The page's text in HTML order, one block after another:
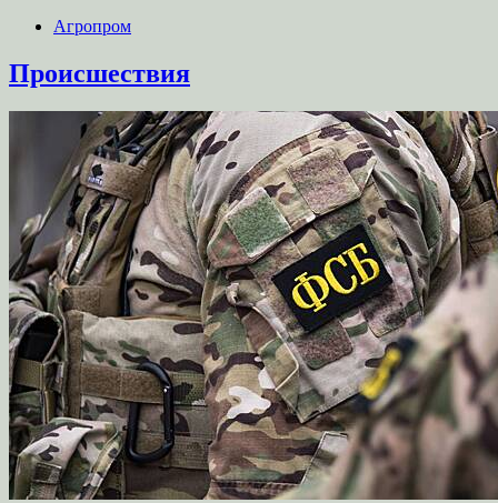
Агропром
Происшествия